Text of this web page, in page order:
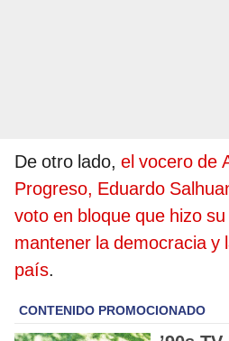
De otro lado, el vocero de
Progreso, Eduardo
voto en bloque que hizo
mantener la democracia y
país.